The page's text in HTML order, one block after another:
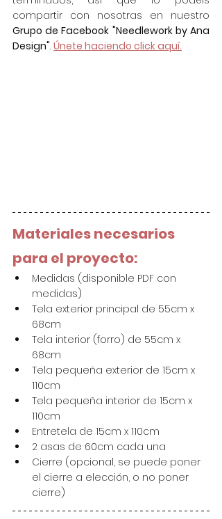
Grupo de Facebook "Needlework by Ana
Design". Únete haciendo click aquí.
Materiales necesarios
para el proyecto:
Medidas (disponible PDF con
medidas)
Tela exterior principal de 55cm x
68cm
Tela interior (forro) de 55cm x
68cm
Tela pequeña exterior de 15cm x
110cm
Tela pequeña interior de 15cm x
110cm
Entretela de 15cm x 110cm
2 asas de 60cm cada una
Cierre (opcional, se puede poner
el cierre a elección, o no poner
cierre)